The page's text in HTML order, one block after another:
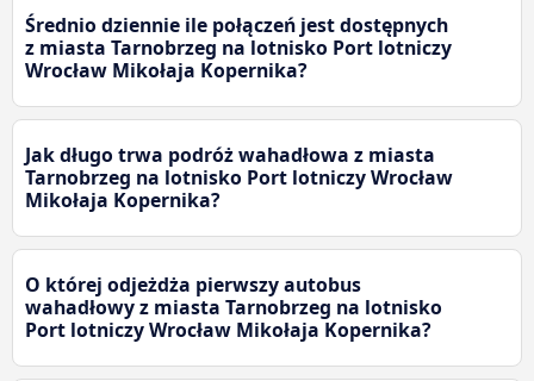
Średnio dziennie ile połączeń jest dostępnych
z miasta Tarnobrzeg na lotnisko Port lotniczy
Wrocław Mikołaja Kopernika?
Jak długo trwa podróż wahadłowa z miasta
Tarnobrzeg na lotnisko Port lotniczy Wrocław
Mikołaja Kopernika?
O której odjeżdża pierwszy autobus
wahadłowy z miasta Tarnobrzeg na lotnisko
Port lotniczy Wrocław Mikołaja Kopernika?